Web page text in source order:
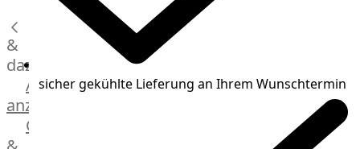
Burger
Buns
&
Hot
Dog
Brötchen
Desserts
&
dazu
Alle
anzeigen
Gewürze
sicher gekühlte Lieferung an Ihrem Wunschtermin